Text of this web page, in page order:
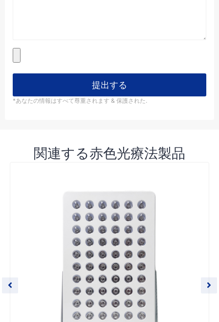
提出する
*あなたの情報はすべて尊重されます & 保護された.
関連する赤色光療法製品